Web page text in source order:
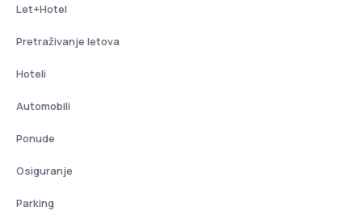
Let+Hotel
Pretraživanje letova
Hoteli
Automobili
Ponude
Osiguranje
Parking